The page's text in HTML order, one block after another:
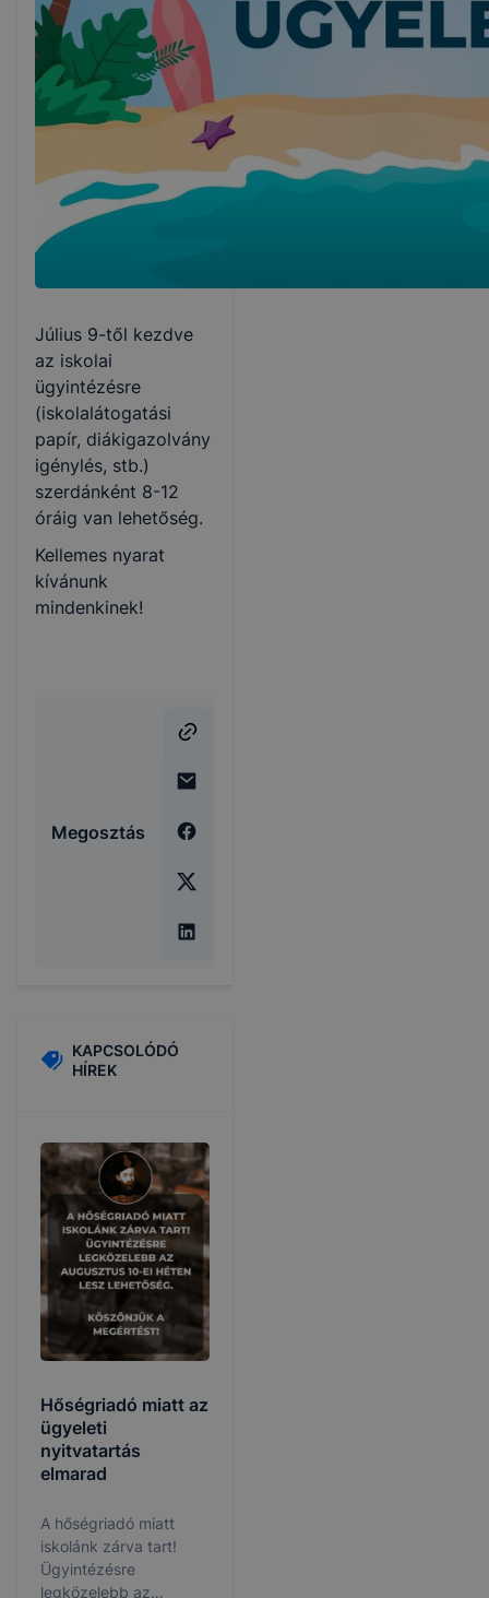
Július 9-től kezdve
az iskolai
ügyintézésre
(iskolalátogatási
papír, diákigazolvány
igénylés, stb.)
szerdánként 8-12
óráig van lehetőség.
Kellemes nyarat
kívánunk
mindenkinek!
Megosztás
KAPCSOLÓDÓ
HÍREK
Hőségriadó miatt az
ügyeleti
nyitvatartás
elmarad
A hőségriadó miatt
iskolánk zárva tart!
Ügyintézésre
legközelebb az